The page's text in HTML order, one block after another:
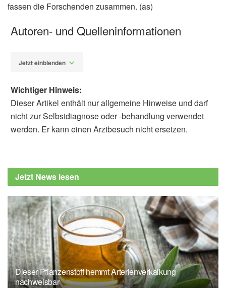
fassen die Forschenden zusammen. (as)
Autoren- und Quelleninformationen
Jetzt einblenden
Riveros, Montserrat Fito, Ramon Estruch,
Estefania Toledo, et al.: Association of
health in the context of a Mediterranean diet;
in: Food Research International
(veröffentlicht 24.01.2023),Food Research
International
Wichtiger Hinweis:
Dieser Artikel enthält nur allgemeine Hinweise und darf
nicht zur Selbstdiagnose oder -behandlung verwendet
werden. Er kann einen Arztbesuch nicht ersetzen.
Jetzt News lesen
Dieser Pflanzenstoff hemmt Arterienverkalkung
nachweisbar